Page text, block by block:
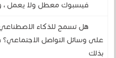
فيسبوك معطل ولا يعمل ،
هل تسمح للذكاء
على وسائل التواصل
بذلك